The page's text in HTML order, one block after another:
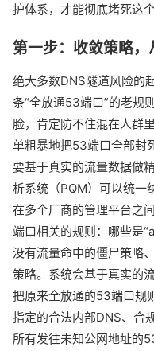
护体系，才能彻底堵死这
第一步：收敛策略
绝大多数DNS隧道风险
条“全放通53端口”的老规
脸，肯定防不住混在人群
单粗暴地把53端口全部封
要基于真实的流量数据做
析系统（PQM）可以统一
在多个厂商的管理平台之
端口相关的规则：哪些是
没有流量命中的僵尸策略
策略。系统会基于真实的
把原来全放通的53端口规
指定的合法内部DNS、合
所有发往未知公网地址的